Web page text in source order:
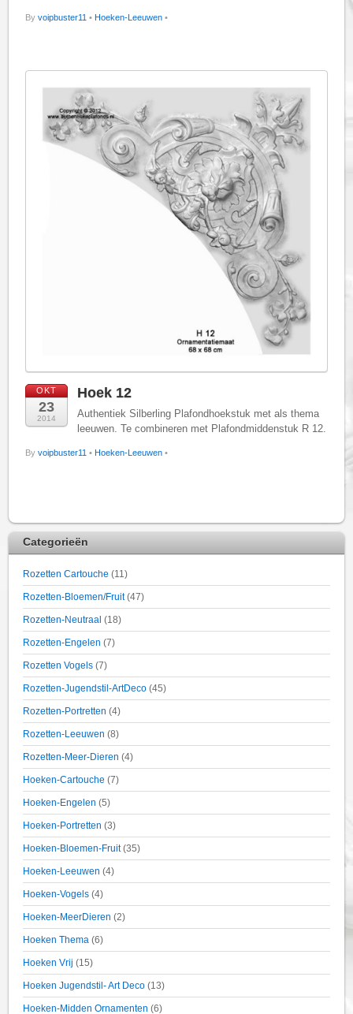
Byvoipbuster11 • Hoeken-Leeuwen •
OKT
23
2014
Hoek 12
Authentiek Silberling Plafondhoekstuk met als thema
leeuwen. Te combineren met Plafondmiddenstuk R 12.
Byvoipbuster11 • Hoeken-Leeuwen •
Categorieën
Rozetten Cartouche (11)
Rozetten-Bloemen/Fruit(47)
Rozetten-Neutraal (18)
Rozetten-Engelen (7)
Rozetten Vogels (7)
Rozetten-Jugendstil-ArtDeco (45)
Rozetten-Portretten (4)
Rozetten-Leeuwen (8)
Rozetten-Meer-Dieren (4)
Hoeken-Cartouche (7)
Hoeken-Engelen (5)
Hoeken-Portretten (3)
Hoeken-Bloemen-Fruit(35)
Hoeken-Leeuwen (4)
Hoeken-Vogels (4)
Hoeken-MeerDieren (2)
Hoeken Thema (6)
Hoeken Vrij (15)
Hoeken Jugendstil- Art Deco (13)
Hoeken-Midden Ornamenten (6)